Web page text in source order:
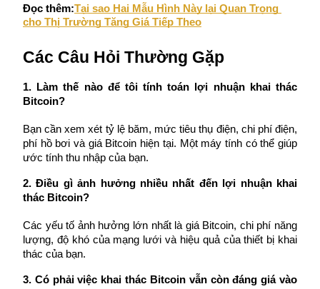
Share 500000 CASHCAT prize pool
Exclusive for BitMart Users
Register & Trade to Win 500,000 USDT
Trade Gold & Silver · 33,333 USDT Bonus
Đọc thêm:Tại sao Hai Mẫu Hình Này lại Quan Trọng
cho Thị Trường Tăng Giá Tiếp Theo
Các Câu Hỏi Thường Gặp
1. Làm thế nào để tôi tính toán lợi nhuận khai thác
Bitcoin?
Bạn cần xem xét tỷ lệ băm, mức tiêu thụ điện, chi phí điện,
phí hồ bơi và giá Bitcoin hiện tại. Một máy tính có thể giúp
ước tính thu nhập của bạn.
2. Điều gì ảnh hưởng nhiều nhất đến lợi nhuận khai
thác Bitcoin?
Các yếu tố ảnh hưởng lớn nhất là giá Bitcoin, chi phí năng
lượng, độ khó của mạng lưới và hiệu quả của thiết bị khai
thác của bạn.
3. Có phải việc khai thác Bitcoin vẫn còn đáng giá vào